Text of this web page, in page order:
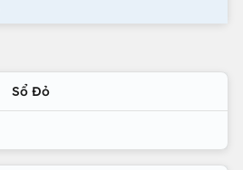
Sổ Đỏ